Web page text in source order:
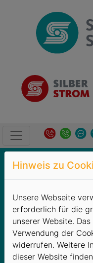
Produkte→
→ Allgemeines
Wir stehen Ihnen als
an Technischen
Anschluss bis W
Wärme- und
Wir beraten Sie:
Hinweis zu
Unsere Webseite
erforderlich für die
unserer Website.
Verwendung der
widerrufen. Weitere
dieser Website